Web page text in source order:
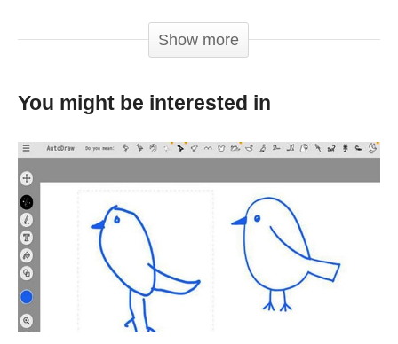
Το Science Channel εξηγεί πως ένα σύγχρονο
να ανιχνεύσει κάθε νόμισμα που δέχεται και για να
Show more
You might be interested in